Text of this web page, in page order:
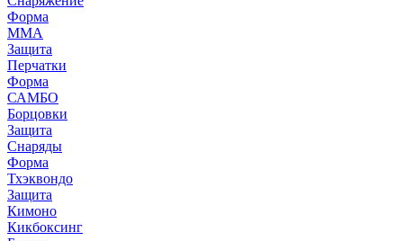
Форма
ММА
Защита
Перчатки
Форма
САМБО
Борцовки
Защита
Снаряды
Форма
Тхэквондо
Защита
Кимоно
Кикбоксинг